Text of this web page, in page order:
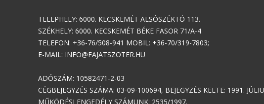
TELEPHELY: 6000. KECSKEMÉT ALSÓSZÉKTÓ 113.
SZÉKHELY: 6000. KECSKEMÉT BÉKE FASOR 71/A-4
TELEFON: +36-76/508-941 MOBIL: +36-70/319-7803;
E-MAIL: INFO@FAJATSZOTER.HU
ADÓSZÁM: 10582471-2-03
CÉGBEJEGYZÉS SZÁMA: 03-09-100694, BEJEGYZÉS KELTE: 1991.
MŰKÖDÉSI ENGEDÉLY SZÁMUNK: 2535/1997.